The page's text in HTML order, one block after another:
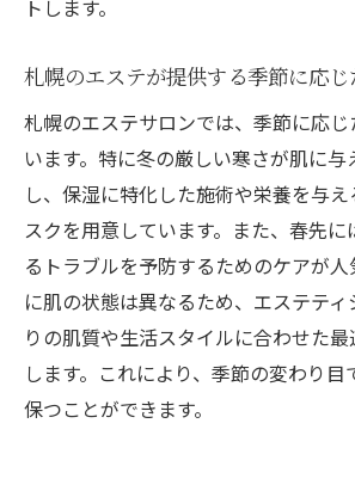
エステ体験で心も肌も癒される
スポット
札幌で訪れるべきエステス
エステ体験と合わせて楽し
所
札幌のエステで心と肌を癒す
口コミで評判の札幌のエス
札幌のエステサロンでの特
季節ごとに楽しむ札幌のエス
トします。
札幌のエステが提供する季節に応じ
札幌のエステサロンでは、季節に応
います。特に冬の厳しい寒さが肌に
し、保湿に特化した施術や栄養を与
スクを用意しています。また、春先に
るトラブルを予防するためのケアが人
に肌の状態は異なるため、エステティ
りの肌質や生活スタイルに合わせた
します。これにより、季節の変わり目
保つことができます。